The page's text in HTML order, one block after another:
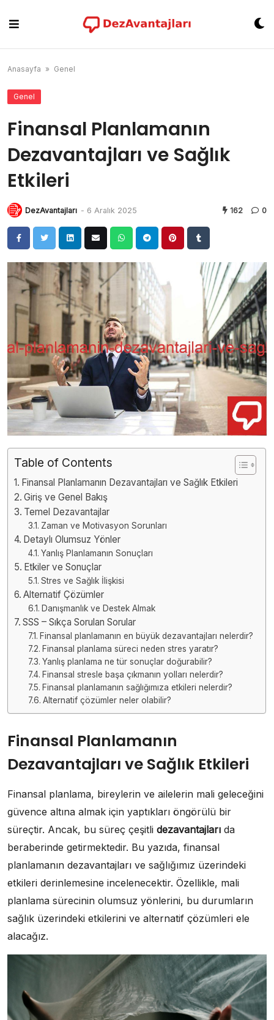
content
Anasayfa » Genel
Genel
Finansal Planlamanın
Dezavantajları ve Sağlık
Etkileri
DezAvantajları - 6 Aralık 2025 162 0
Table of Contents
Finansal Planlamanın Dezavantajları ve Sağlık Etkileri
Giriş ve Genel Bakış
Temel Dezavantajlar
Zaman ve Motivasyon Sorunları
Detaylı Olumsuz Yönler
Yanlış Planlamanın Sonuçları
Etkiler ve Sonuçlar
Stres ve Sağlık İlişkisi
Alternatif Çözümler
Danışmanlık ve Destek Almak
SSS – Sıkça Sorulan Sorular
Finansal planlamanın en büyük dezavantajları nelerdir?
Finansal planlama süreci neden stres yaratır?
Yanlış planlama ne tür sonuçlar doğurabilir?
Finansal stresle başa çıkmanın yolları nelerdir?
Finansal planlamanın sağlığımıza etkileri nelerdir?
Alternatif çözümler neler olabilir?
Finansal Planlamanın
Dezavantajları ve Sağlık Etkileri
Finansal planlama, bireylerin ve ailelerin mali geleceğini
güvence altına almak için yaptıkları öngörülü bir
süreçtir. Ancak, bu süreç çeşitli dezavantajları da
beraberinde getirmektedir. Bu yazıda, finansal
planlamanın dezavantajları ve sağlığımız üzerindeki
etkileri derinlemesine incelenecektir. Özellikle, mali
planlama sürecinin olumsuz yönlerini, bu durumların
sağlık üzerindeki etkilerini ve alternatif çözümleri ele
alacağız.